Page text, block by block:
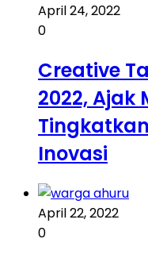
April 24, 2022
0
Creative
2022, Ajak
Inovasi
April 22, 2022
0